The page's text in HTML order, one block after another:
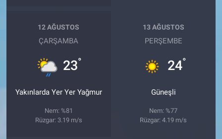
12 AĞUSTOS
ÇARŞAMBA
23°
Yakınlarda Yer Yer Yağmur
Nem: %81
Rüzgar: 3.19 m/s
13 AĞUSTOS
PERŞEMBE
24°
Güneşli
Nem: %77
Rüzgar: 4.19 m/s